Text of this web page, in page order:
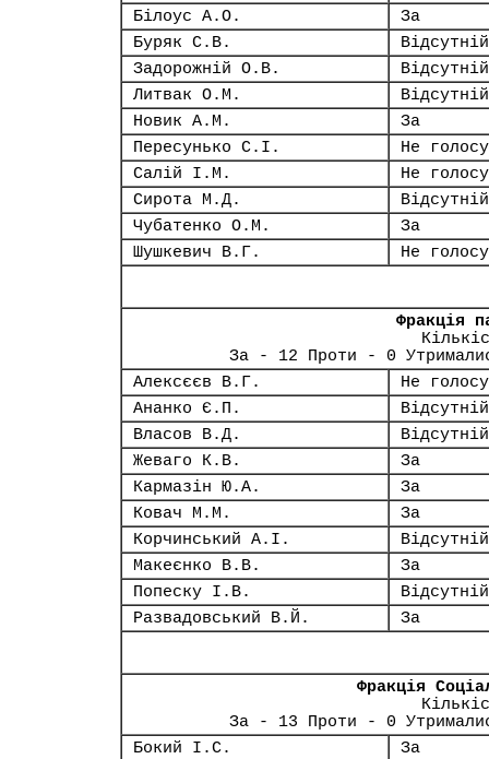
Білоус А.О.
За
Буряк С.В.
Відсутній
Задорожній О.В.
Відсутній
Литвак О.М.
Відсутній
Новик А.М.
За
Пересунько С.І.
Не
Салій І.М.
Не
Сирота М.Д.
Відсутній
Чубатенко О.М.
За
Шушкевич В.Г.
Не
Фракція
За - 12 Проти - 0
Алексєєв В.Г.
Не
Ананко Є.П.
Відсутній
Власов В.Д.
Відсутній
Жеваго К.В.
За
Кармазін Ю.А.
За
Ковач М.М.
За
Корчинський А.І.
Відсутній
Макеєнко В.В.
За
Попеску І.В.
Відсутній
Развадовський В.Й.
За
Фракція
За - 13 Проти - 0
Бокий І.С.
За